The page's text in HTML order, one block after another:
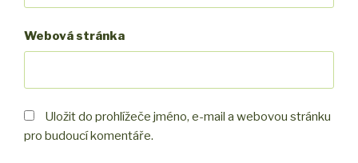
Webová stránka
Uložit do prohlížeče jméno, e-mail a webovou stránku
pro budoucí komentáře.